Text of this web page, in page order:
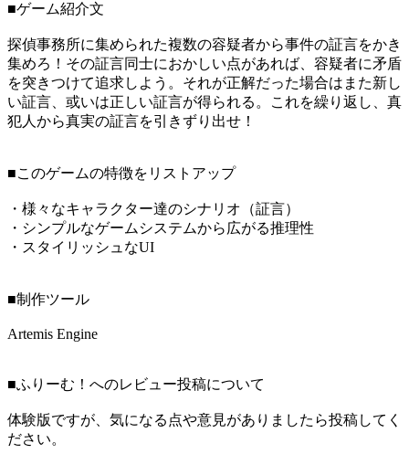
■ゲーム紹介文
探偵事務所に集められた複数の容疑者から事件の証言をかき
集めろ！その証言同士におかしい点があれば、容疑者に矛盾
を突きつけて追求しよう。それが正解だった場合はまた新し
い証言、或いは正しい証言が得られる。これを繰り返し、真
犯人から真実の証言を引きずり出せ！
■このゲームの特徴をリストアップ
・様々なキャラクター達のシナリオ（証言）
・シンプルなゲームシステムから広がる推理性
・スタイリッシュなUI
■制作ツール
Artemis Engine
■ふりーむ！へのレビュー投稿について
体験版ですが、気になる点や意見がありましたら投稿してく
ださい。